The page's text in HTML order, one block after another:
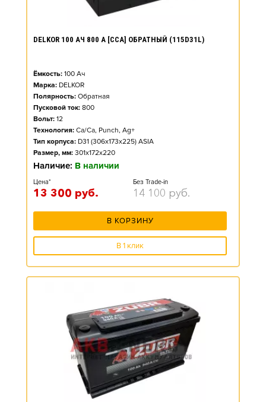
DELKOR 100 АЧ 800 А [CCA] ОБРАТНЫЙ (115D31L)
Ёмкость: 100 Ач
Марка: DELKOR
Полярность: Обратная
Пусковой ток: 800
Вольт: 12
Технология: Ca/Ca, Punch, Ag+
Тип корпуса: D31 (306x173x225) ASIA
Размер, мм: 301x172x220
Наличие: В наличии
Цена*
13 300 руб.
Без Trade-in
14 100 руб.
В КОРЗИНУ
В 1 клик